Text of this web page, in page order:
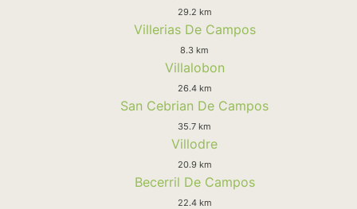
29.2 km
Villerias De Campos
8.3 km
Villalobon
26.4 km
San Cebrian De Campos
35.7 km
Villodre
20.9 km
Becerril De Campos
22.4 km